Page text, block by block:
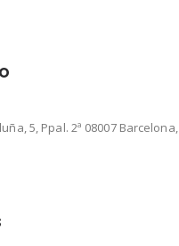
5, Ppal. 2ª 08007